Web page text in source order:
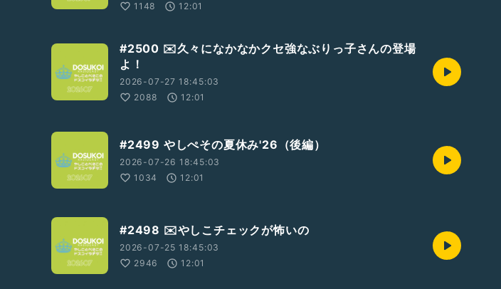
1148
12:01
#2500 ✉️久々になかなかクセ強なぶりっ子さんの登場
よ！
2026-07-27 18:45:03
2088
12:01
#2499 やしぺその夏休み'26（後編）
2026-07-26 18:45:03
1034
12:01
#2498 ✉️やしこチェックが怖いの
2026-07-25 18:45:03
2946
12:01